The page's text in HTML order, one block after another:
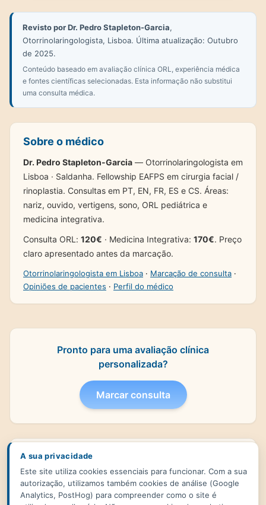
Revisto por Dr. Pedro Stapleton-Garcia,
Otorrinolaringologista, Lisboa. Última atualização: Outubro
de 2025.
Conteúdo baseado em avaliação clínica ORL, experiência médica
e fontes científicas selecionadas. Esta informação não substitui
uma consulta médica.
Sobre o médico
Dr. Pedro Stapleton-Garcia — Otorrinolaringologista em
Lisboa · Saldanha. Fellowship EAFPS em cirurgia facial /
rinoplastia. Consultas em PT, EN, FR, ES e CS. Áreas:
nariz, ouvido, vertigens, sono, ORL pediátrica e
medicina integrativa.
Consulta ORL: 120€ · Medicina Integrativa: 170€. Preço
claro apresentado antes da marcação.
Otorrinolaringologista em Lisboa · Marcação de consulta ·
Opiniões de pacientes · Perfil do médico
Pronto para uma avaliação clínica
personalizada?
Marcar consulta
Explore os artigos mais recentes para
aprofundar temas clínicos frequentes e
A sua privacidade
Este site utiliza cookies essenciais para funcionar. Com a sua
autorização, utilizamos também cookies de análise (Google
Analytics, PostHog) para compreender como o site é